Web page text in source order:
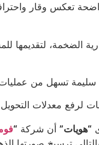
تعكس وقار
الضخمة، لتقديمها
سليمة تسهل من
معدلات التحويل
“هويات” أن شركة “